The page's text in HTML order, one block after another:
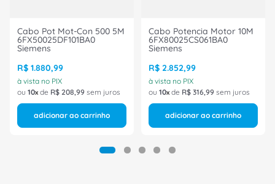
Cabo Pot Mot-Con 500 5M
6FX50025DF101BA0
Siemens
R$ 1.880,99
à vista no PIX
ou 10 de R$ 208,99 sem juros
adicionar ao carrinho
Cabo Potencia Motor 10M
6FX80025CS061BA0
Siemens
R$ 2.852,99
à vista no PIX
ou 10 de R$ 316,99 sem juros
adicionar ao carrinho